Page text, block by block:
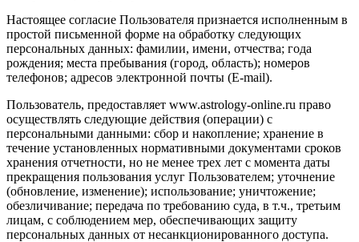
Настоящее согласие Пользователя признается исполненным в
простой письменной форме на обработку следующих
персональных данных: фамилии, имени, отчества; года
рождения; места пребывания (город, область); номеров
телефонов; адресов электронной почты (E-mail).
Пользователь, предоставляет www.astrology-online.ru право
осуществлять следующие действия (операции) с
персональными данными: сбор и накопление; хранение в
течение установленных нормативными документами сроков
хранения отчетности, но не менее трех лет с момента даты
прекращения пользования услуг Пользователем; уточнение
(обновление, изменение); использование; уничтожение;
обезличивание; передача по требованию суда, в т.ч., третьим
лицам, с соблюдением мер, обеспечивающих защиту
персональных данных от несанкционированного доступа.